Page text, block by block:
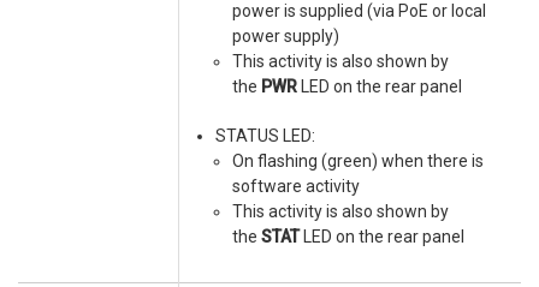
power is supplied (via PoE or local
power supply)
This activity is also shown by
the PWR LED on the rear panel
STATUS LED:
On flashing (green) when there is
software activity
This activity is also shown by
the STATLED on the rear panel